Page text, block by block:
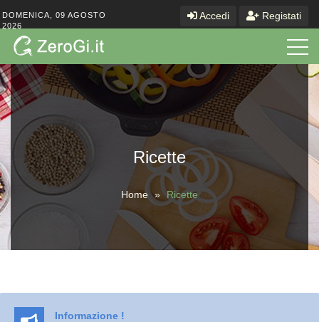
DOMENICA, 09 AGOSTO
2026
Accedi Registati
Ricette
Home » Ricette
Informazione !